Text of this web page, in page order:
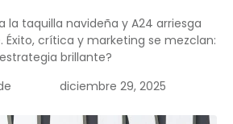
taquilla navideña y A24 arriesga
Éxito, crítica y marketing se mezclan:
brillante?
diciembre 29, 2025